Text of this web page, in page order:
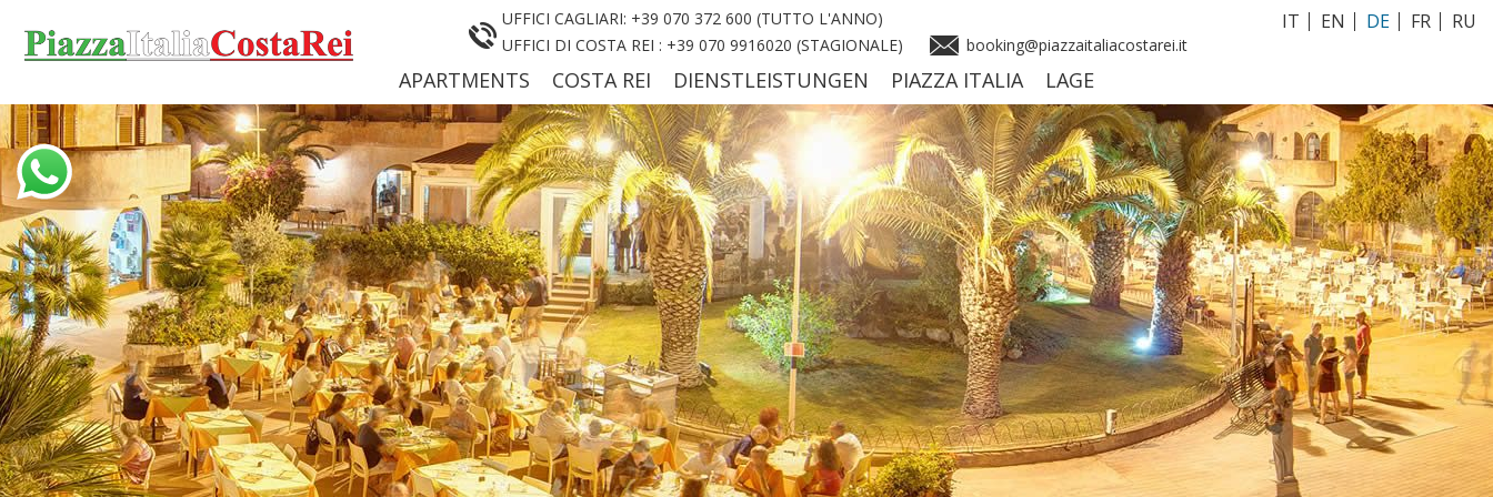
IT EN DE FR RU
UFFICI CAGLIARI: +39 070 372 600 (TUTTO L'ANNO)
UFFICI DI COSTA REI : +39 070 9916020 (STAGIONALE)
booking@piazzaitaliacostarei.it
APARTMENTS COSTA REI DIENSTLEISTUNGEN PIAZZA ITALIA LAGE